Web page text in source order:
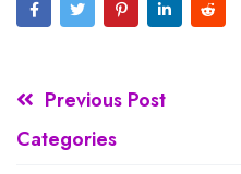
Previous Post
Categories